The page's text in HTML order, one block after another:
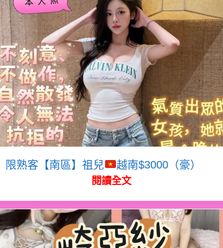
限熟客【南區】祖兒 越南$3000（豪）
閱讀全文